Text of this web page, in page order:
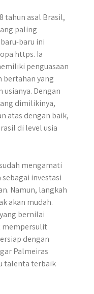
tahun asal Brasil,
paling
baru ini
https. Ia
penguasaan
bertahan yang
Dengan
dimilikinya,
atas dengan baik,
di level usia
mengamati
investasi
Namun, langkah
akan mudah.
bernilai
mempersulit
dengan
Palmeiras
talenta terbaik